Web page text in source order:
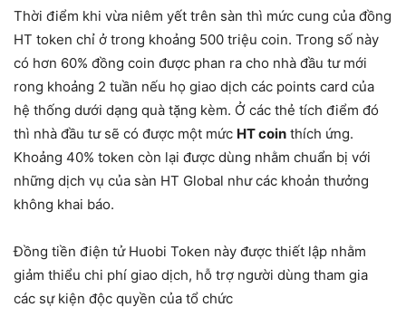
Thời điểm khi vừa niêm yết trên sàn thì mức cung của đồng
HT token chỉ ở trong khoảng 500 triệu coin. Trong số này
có hơn 60% đồng coin được phan ra cho nhà đầu tư mới
rong khoảng 2 tuần nếu họ giao dịch các points card của
hệ thống dưới dạng quà tặng kèm. Ở các thẻ tích điểm đó
thì nhà đầu tư sẽ có được một mức HT coin thích ứng.
Khoảng 40% token còn lại được dùng nhằm chuẩn bị với
những dịch vụ của sàn HT Global như các khoản thưởng
không khai báo.
Đồng tiền điện tử Huobi Token này được thiết lập nhằm
giảm thiểu chi phí giao dịch, hỗ trợ người dùng tham gia
các sự kiện độc quyền của tổ chức